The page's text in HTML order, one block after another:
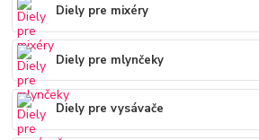
Diely pre mixéry
Diely pre mlynčeky
Diely pre vysávače